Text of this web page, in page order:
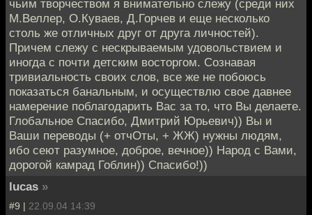
чьим творчеством я внимательно слежу (среди них
М.Веллер, О.Куваев, Д.Горчев и еще несколько
столь же отличных друг от друга личностей).
Причем слежу с нескрываемым удовольствием и
иногда с почти детским восторгом. Сознавая
тривиальность своих слов, все же не побоюсь
показаться банальным, и осуществлю свое давнее
намерение поблагодарить Вас за то, что Вы делаете.
Глобальное Спасибо, Дмитрий Юрьевич)) Вы и
Ваши переводы (+ отчОты, + ЖЖ) нужны людям,
ибо сеют разумное, доброе, вечное)) Народ с Вами,
дорогой камрад Гоблин)) Спасибо!))
lucas »
#9 | 22.09.04 14:39